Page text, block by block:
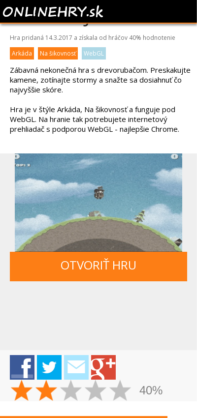
LUMBERJACK
Hra pridaná 14.3.2017 a získala od hráčov 40% hodnotenie
Arkáda
Na šikovnosť WebGL
Zábavná nekonečná hra s drevorubačom. Preskakujte
kamene, zotínajte stormy a snažte sa dosiahnuť čo
najvyššie skóre.
Hra je v štýle Arkáda, Na šikovnosť a funguje pod
WebGL. Na hranie tak potrebujete internetový
prehliadač s podporou WebGL - najlepšie Chrome.
OTVORIŤ HRU
40%